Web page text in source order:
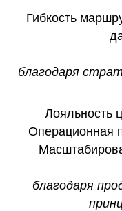
Гибкость
благодаря
Лояльность
Операционная
благодаря